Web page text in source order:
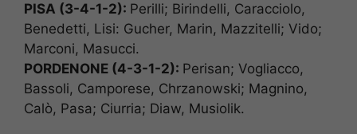
PISA (3-4-1-2): Perilli; Birindelli, Caracciolo,
Benedetti, Lisi: Gucher, Marin, Mazzitelli; Vido;
Marconi, Masucci.
PORDENONE (4-3-1-2): Perisan; Vogliacco,
Bassoli, Camporese, Chrzanowski; Magnino,
Calò, Pasa; Ciurria; Diaw, Musiolik.